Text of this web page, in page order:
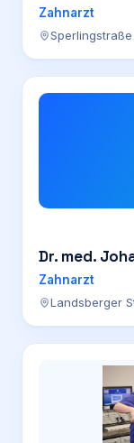
Zahnarzt
Dr. med.
Zahnarzt
Landsberger